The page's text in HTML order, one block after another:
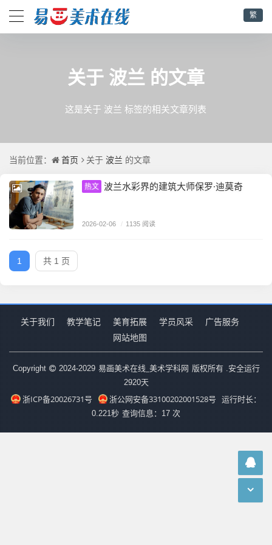
繁
关于 波兰 的文章
这是关于 波兰 标签的相关文章列表
当前位置： 首页 关于 波兰 的文章
热文 波兰水彩界的建筑大师保罗·迪莫奇
2026-02-06 / 1135 阅读
1 共 1 页
关于我们 教学笔记 美育拓展 学员风采
广告服务
网站地图
Copyright 2024-2029 易画美术在线_美术学科网 版权所有 .安全运行
2920天
浙ICP备20026731号 浙公网安备33100202001528号
运行时长：
0.221秒 查询信息：17 次